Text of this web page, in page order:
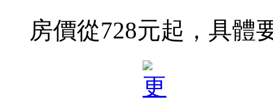
房價從728元起，具體